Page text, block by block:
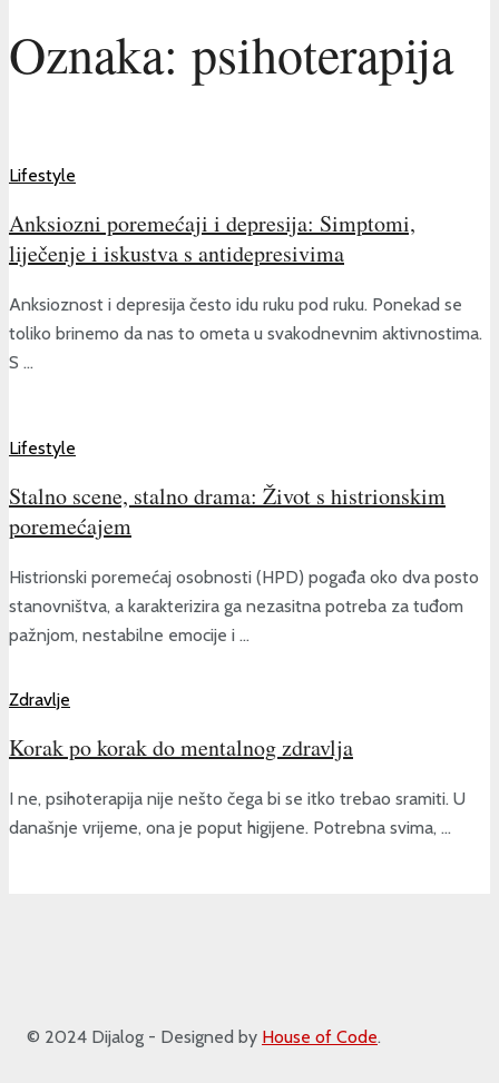
Oznaka: psihoterapija
Lifestyle
Anksiozni poremećaji i depresija: Simptomi,
liječenje i iskustva s antidepresivima
Anksioznost i depresija često idu ruku pod ruku. Ponekad se
toliko brinemo da nas to ometa u svakodnevnim aktivnostima.
S ...
Lifestyle
Stalno scene, stalno drama: Život s histrionskim
poremećajem
Histrionski poremećaj osobnosti (HPD) pogađa oko dva posto
stanovništva, a karakterizira ga nezasitna potreba za tuđom
pažnjom, nestabilne emocije i ...
Zdravlje
Korak po korak do mentalnog zdravlja
I ne, psihoterapija nije nešto čega bi se itko trebao sramiti. U
današnje vrijeme, ona je poput higijene. Potrebna svima, ...
© 2024 Dijalog - Designed by House of Code.